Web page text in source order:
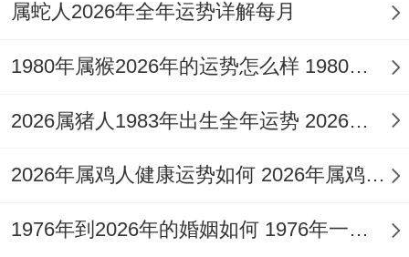
有伴侣得要小心6月中旬得水逆效应，上下
会既然财务分配或社交界限问题产生争执！
大概尝试每周设置"无手机晚餐时间"；用双
人际关系处理上要把握分寸感！
这个月会有老同学或前同事一下子联系,表面
属蛇人2026年全年运势详解每月
1980年属猴2026年的运势怎么样 1980年属猴人2月份运程
2026属猪人1983年出生全年运势 2026属猪人的全年运势
2026年属鸡人健康运势如何 2026年属鸡人的全年运势如何
1976年到2026年的婚姻如何 1976年一生婚姻状况